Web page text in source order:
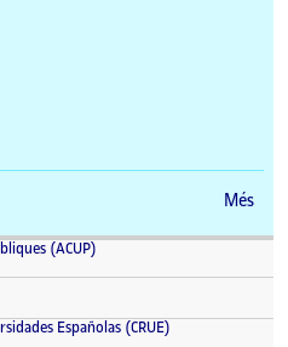
Més
(ACUP)
Españolas (CRUE)